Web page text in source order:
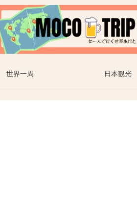
世界一周 日本観光